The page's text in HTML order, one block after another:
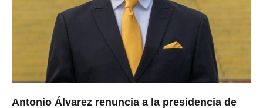
Antonio Álvarez renuncia a la presidencia de